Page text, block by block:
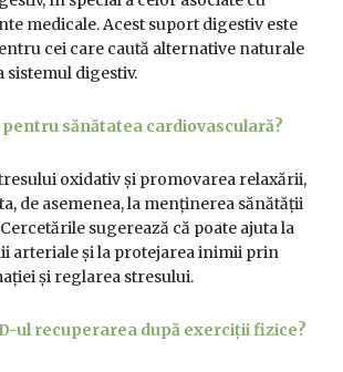
medicale. Acest suport digestiv este
cei care caută alternative naturale
sistemul digestiv.
pentru sănătatea cardiovasculară?
oxidativ și promovarea relaxării,
de asemenea, la menținerea sănătății
sugerează că poate ajuta la
arteriale și la protejarea inimii prin
și reglarea stresului.
ul recuperarea după exerciții fizice?